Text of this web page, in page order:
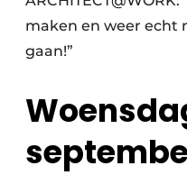
maken en weer echt
gaan!”